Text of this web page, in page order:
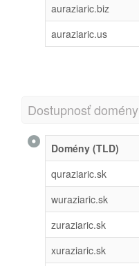
auraziaric.biz
auraziaric.us
Dostupnosť domény
Domény (TLD)
quraziaric.sk
wuraziaric.sk
zuraziaric.sk
xuraziaric.sk